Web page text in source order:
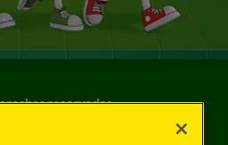
reservados.